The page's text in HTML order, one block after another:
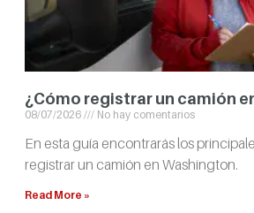
¿Cómo registrar un camión
08/07/2026 No hay comentarios
En esta guía encontrarás los
registrar un camión en Washington.
Read More »